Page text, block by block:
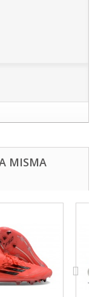
MISMA